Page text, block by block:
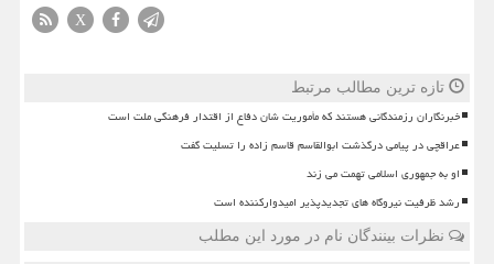
X
تازه ترین مطالب مرتبط
خبرنگاران رزمندگانی هستند که مأموریت شان دفاع از اقتدار فرهنگی ملت است
عراقچی در پیامی درگذشت ابوالقاسم قاسم زاده را تسلیت گفت
او به جمهوری اسلامی تهمت می زند
رشد ظرفیت نیروگاه های تجدیدپذیر امیدوارکننده است
نظرات بینندگان نام در مورد این مطلب